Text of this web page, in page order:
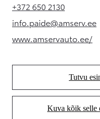
+372 650 2130
(Opens in new
info.paide@amserv.ee
(Opens in
www.amservauto.ee/
(Opens in
Tutvu
Kuva kõik selle